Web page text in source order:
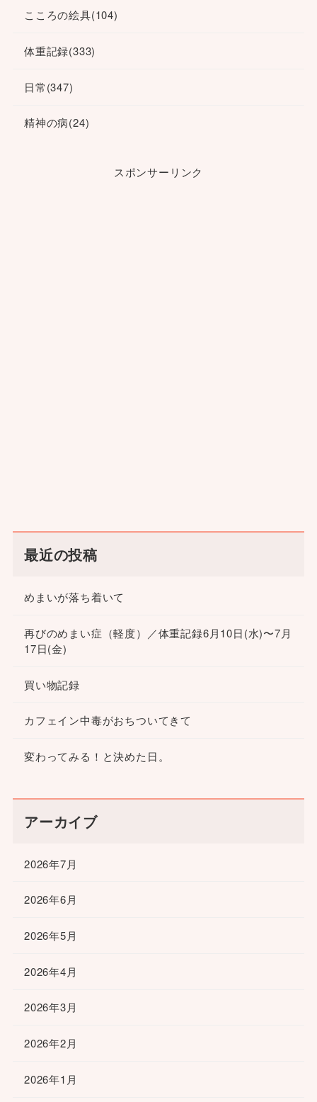
こころの絵具(104)
体重記録(333)
日常(347)
精神の病(24)
スポンサーリンク
最近の投稿
めまいが落ち着いて
再びのめまい症（軽度）／体重記録6月10日(水)〜7月
17日(金)
買い物記録
カフェイン中毒がおちついてきて
変わってみる！と決めた日。
アーカイブ
2026年7月
2026年6月
2026年5月
2026年4月
2026年3月
2026年2月
2026年1月